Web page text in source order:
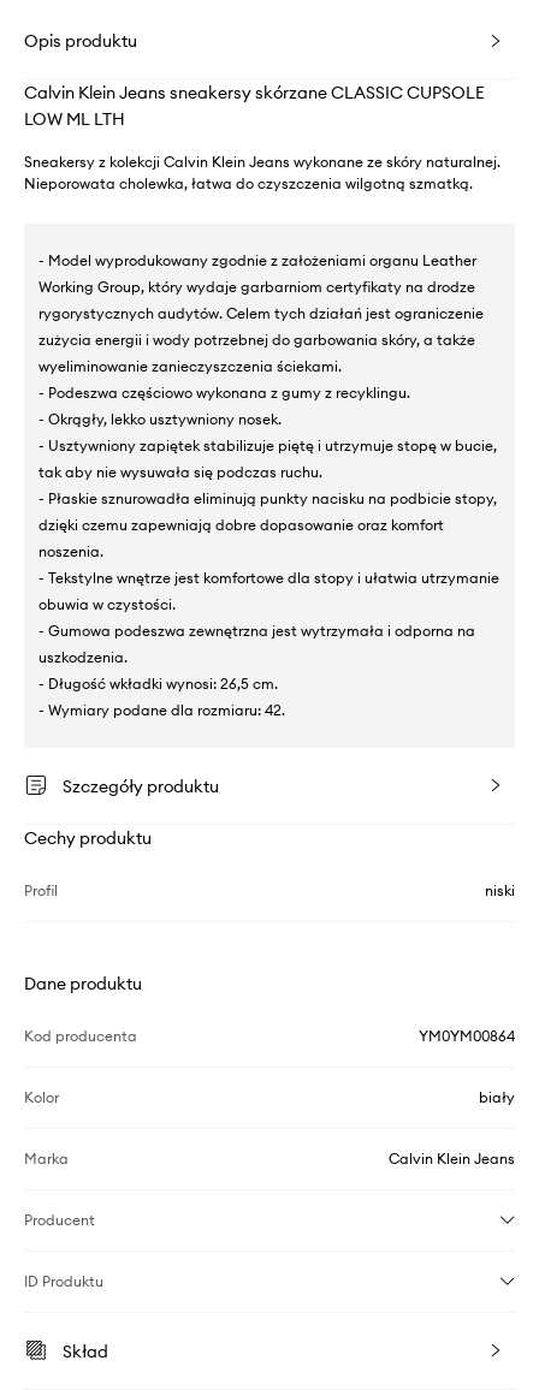
Opis produktu
Calvin Klein Jeans sneakersy skórzane CLASSIC CUPSOLE
LOW ML LTH
Sneakersy z kolekcji Calvin Klein Jeans wykonane ze skóry naturalnej.
Nieporowata cholewka, łatwa do czyszczenia wilgotną szmatką.
- Model wyprodukowany zgodnie z założeniami organu Leather
Working Group, który wydaje garbarniom certyfikaty na drodze
rygorystycznych audytów. Celem tych działań jest ograniczenie
zużycia energii i wody potrzebnej do garbowania skóry, a także
wyeliminowanie zanieczyszczenia ściekami.
- Podeszwa częściowo wykonana z gumy z recyklingu.
- Okrągły, lekko usztywniony nosek.
- Usztywniony zapiętek stabilizuje piętę i utrzymuje stopę w bucie,
tak aby nie wysuwała się podczas ruchu.
- Płaskie sznurowadła eliminują punkty nacisku na podbicie stopy,
dzięki czemu zapewniają dobre dopasowanie oraz komfort
noszenia.
- Tekstylne wnętrze jest komfortowe dla stopy i ułatwia utrzymanie
obuwia w czystości.
- Gumowa podeszwa zewnętrzna jest wytrzymała i odporna na
uszkodzenia.
- Długość wkładki wynosi: 26,5 cm.
- Wymiary podane dla rozmiaru: 42.
Szczegóły produktu
Cechy produktu
Profil niski
Dane produktu
Kod producenta YM0YM00864
Kolor biały
Marka Calvin Klein Jeans
Producent
ID Produktu
Skład